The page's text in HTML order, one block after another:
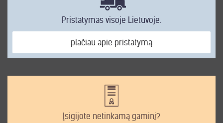
Pristatymas visoje Lietuvoje.
plačiau apie pristatymą
Įsigijote netinkamą gaminį?